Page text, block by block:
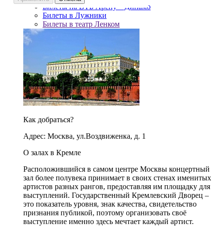
Билеты на ВТБ Арену – Динамо
Билеты в Лужники
Билеты в театр Ленком
Как добраться?
Адрес: Москва, ул.Воздвиженка, д. 1
О залах в Кремле
Расположившийся в самом центре Москвы концертный
зал более полувека принимает в своих стенах именитых
артистов разных рангов, предоставляя им площадку для
выступлений. Государственный Кремлевский Дворец –
это показатель уровня, знак качества, свидетельство
признания публикой, поэтому организовать своё
выступление именно здесь мечтает каждый артист.